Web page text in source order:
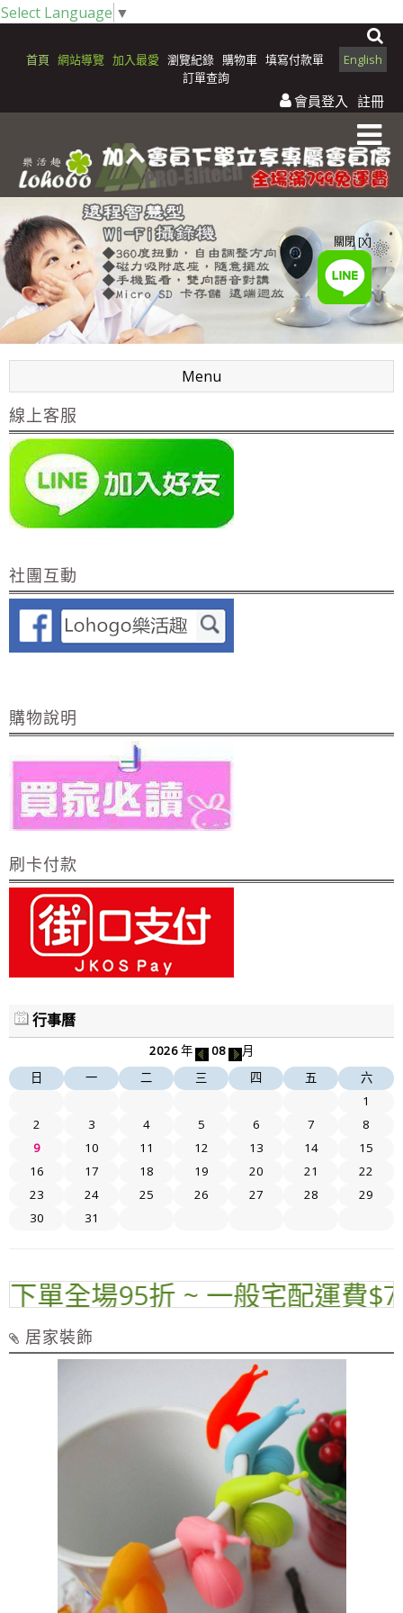
Select Language ▼
首頁 網站導覽 加入最愛 English
瀏覽紀錄 購物車 填寫付款單
訂單查詢
會員登入 註冊
Menu
線上客服
社團互動
購物說明
刷卡付款
行事曆
2026年 08
月
日
一 二 三 四 五
六
1
2
3 4 5 6 7
8
9
10 11 12 13 14
15
16
17 18 19 20 21
22
23
24 25 26 27 28
29
30
31
全場95折 ~ 一般宅配運費$70
居家裝飾
關閉 [X]